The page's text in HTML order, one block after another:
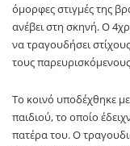
όμορφες στιγμές της
ανέβει στη σκηνή. Ο
να τραγουδήσει
τους
Το κοινό υποδέχθηκε
παιδιού, το οποίο
πατέρα του. Ο